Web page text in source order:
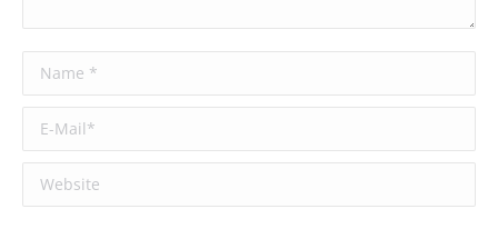
Name *
E-Mail *
Website